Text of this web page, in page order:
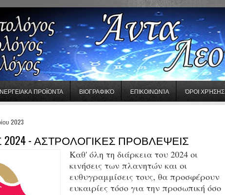
ΠΡΟΪΟΝΤΑ ΒΙΟΓΡΑΦΙΚΌ ΕΠΙΚΟΙΝΩΝΊΑ ΌΡΟΙ ΧΡΉΣΗΣ
2023
- ΑΣΤΡΟΛΟΓΙΚΕΣ ΠΡΟΒΛΕΨΕΙΣ
Καθ' όλη τη διάρκεια του 2024 οι
κινήσεις των πλανητών και οι
ευθυγραμμίσεις τους, θα προσφέρουν
ευκαιρίες τόσο για την προσωπική όσο